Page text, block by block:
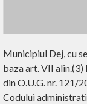
Municipiul Dej, cu
baza art. VII
din O.U.G. nr. 121/
Codului